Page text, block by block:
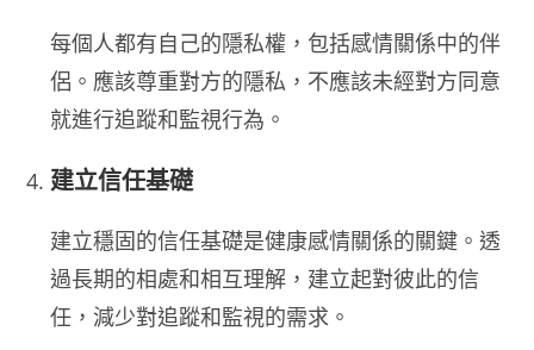
每個人都有自己的隱私權，包括感情關係中的伴
侶。應該尊重對方的隱私，不應該未經對方同意
就進行追蹤和監視行為。
建立信任基礎
建立穩固的信任基礎是健康感情關係的關鍵。透
過長期的相處和相互理解，建立起對彼此的信
任，減少對追蹤和監視的需求。